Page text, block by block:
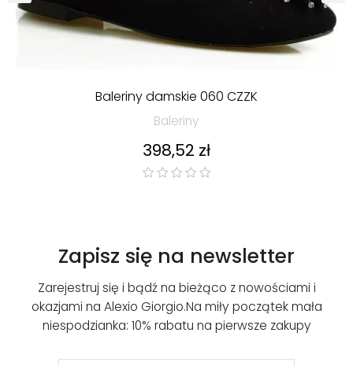
Baleriny damskie 060 CZZK
Baleriny
Cena
398,52 zł
‹ ›
Zapisz się na newsletter
Zarejestruj się i bądź na bieżąco z nowościami i
okazjami na Alexio Giorgio.Na miły początek mała
niespodzianka: 10% rabatu na pierwsze zakupy